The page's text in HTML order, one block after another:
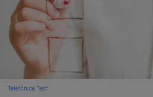
Telefónica Tech